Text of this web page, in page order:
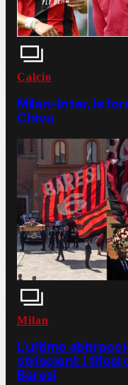
Calcio
Milan-Inter, le
Chivu
Milan
L'ultimo
striscioni: i tifosi
Baresi